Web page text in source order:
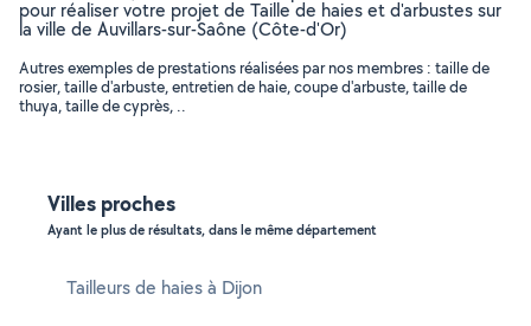
pour réaliser votre projet de Taille de haies et d'arbustes sur
la ville de Auvillars-sur-Saône (Côte-d'Or)
Autres exemples de prestations réalisées par nos membres : taille de
rosier, taille d'arbuste, entretien de haie, coupe d'arbuste, taille de
thuya, taille de cyprès, ..
Villes proches
Ayant le plus de résultats, dans le même département
Tailleurs de haies à Dijon